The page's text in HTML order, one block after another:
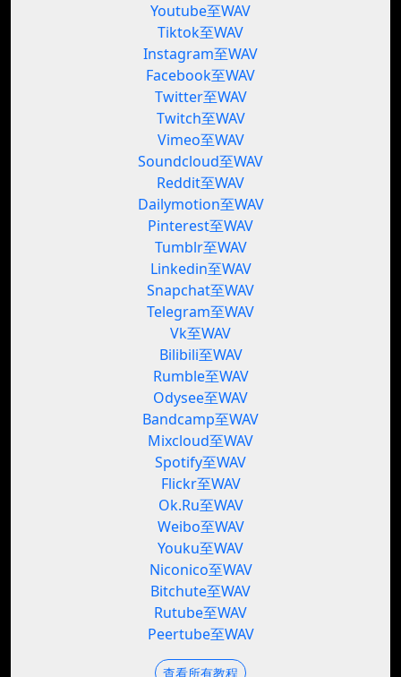
Youtube至WAV
Tiktok至WAV
Instagram至WAV
Facebook至WAV
Twitter至WAV
Twitch至WAV
Vimeo至WAV
Soundcloud至WAV
Reddit至WAV
Dailymotion至WAV
Pinterest至WAV
Tumblr至WAV
Linkedin至WAV
Snapchat至WAV
Telegram至WAV
Vk至WAV
Bilibili至WAV
Rumble至WAV
Odysee至WAV
Bandcamp至WAV
Mixcloud至WAV
Spotify至WAV
Flickr至WAV
Ok.Ru至WAV
Weibo至WAV
Youku至WAV
Niconico至WAV
Bitchute至WAV
Rutube至WAV
Peertube至WAV
查看所有教程